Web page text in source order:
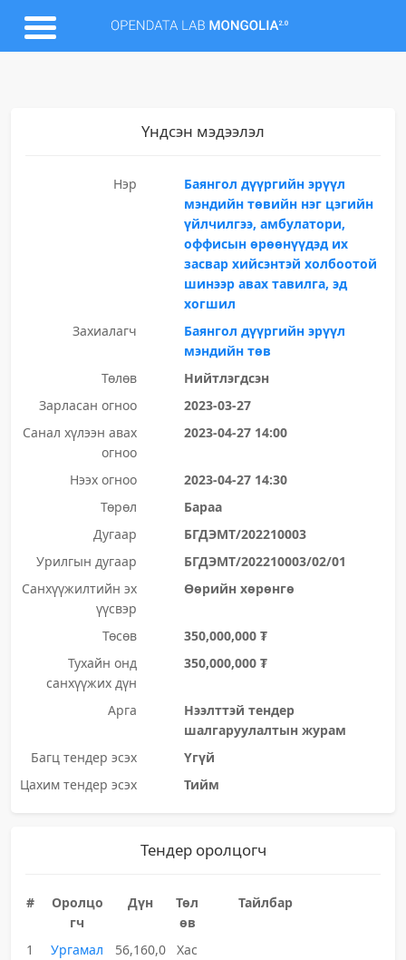
Үндсэн мэдээлэл
Нэр
Баянгол дүүргийн эрүүл
мэндийн төвийн нэг цэгийн
үйлчилгээ, амбулатори,
оффисын өрөөнүүдэд их
засвар хийсэнтэй холбоотой
шинээр авах тавилга, эд
хогшил
Захиалагч
Баянгол дүүргийн эрүүл
мэндийн төв
Төлөв
Нийтлэгдсэн
Зарласан огноо
2023-03-27
Санал хүлээн авах
огноо
2023-04-27 14:00
Нээх огноо
2023-04-27 14:30
Төрөл
Бараа
Дугаар
БГДЭМТ/202210003
Урилгын дугаар
БГДЭМТ/202210003/02/01
Санхүүжилтийн эх
үүсвэр
Өөрийн хөрөнгө
Төсөв
350,000,000 ₮
Тухайн онд
санхүүжих дүн
350,000,000 ₮
Арга
Нээлттэй тендер
шалгаруулалтын журам
Багц тендер эсэх
Үгүй
Цахим тендер эсэх
Тийм
Тендер оролцогч
#
Оролцо
гч
Дүн
Төл
өв
Тайлбар
1
Ургамал
56,160,0
Хас